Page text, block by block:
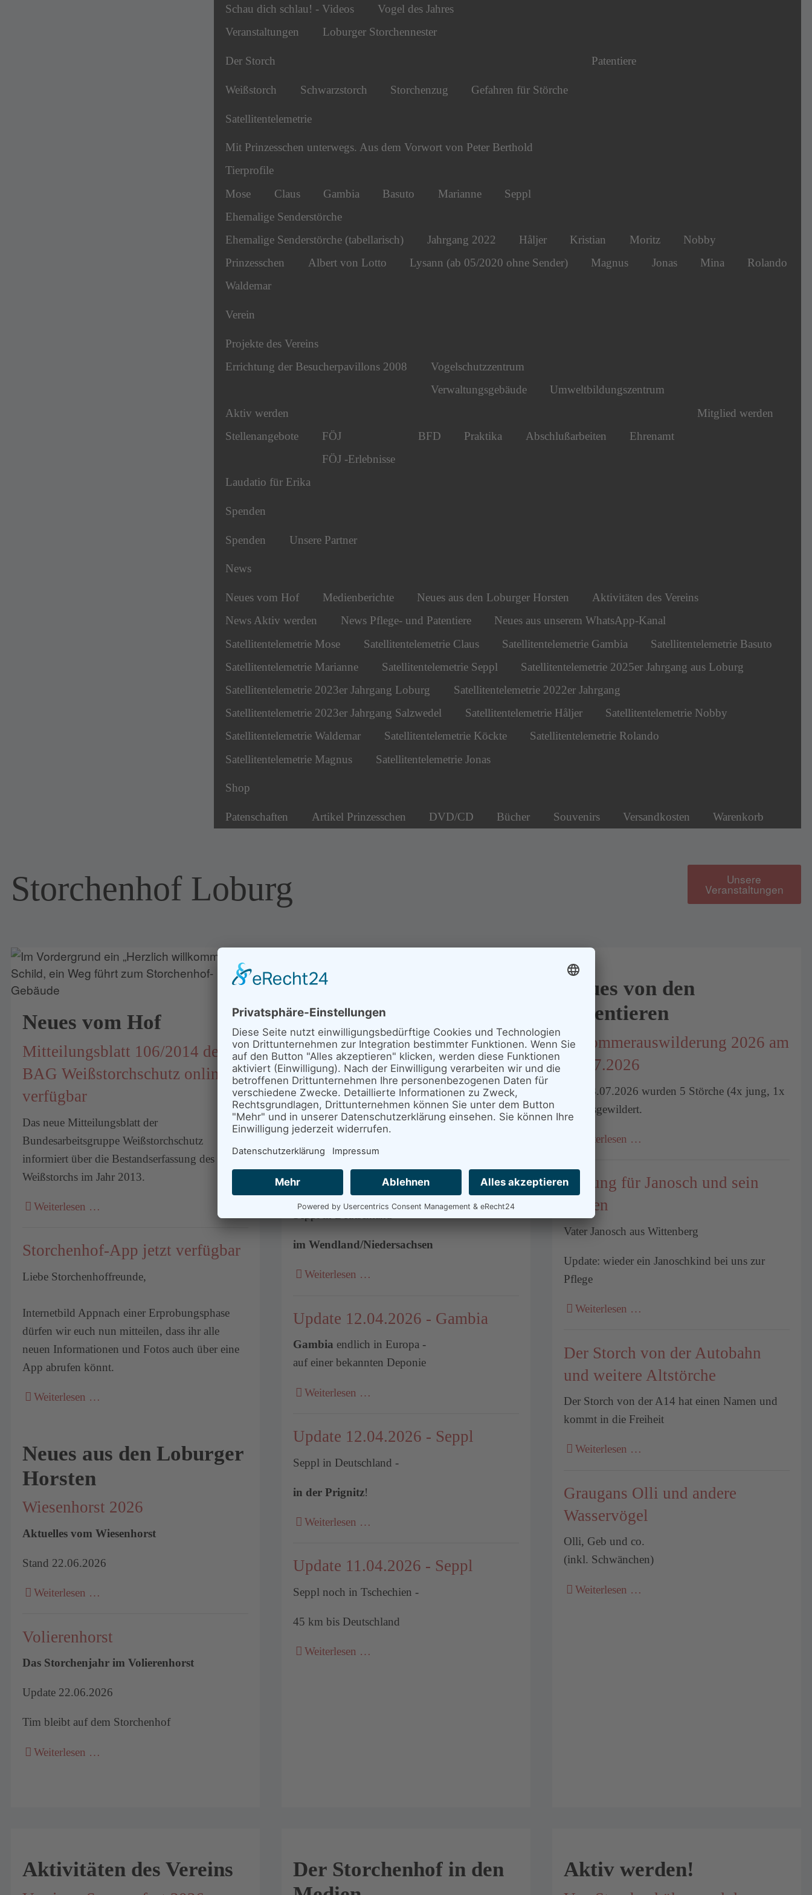
Schau dich schlau! - Videos
Vogel des Jahres
Veranstaltungen
Loburger Storchennester
Der Storch
Weißstorch Schwarzstorch Storchenzug Gefahren für Störche
Patentiere
Satellitentelemetrie
Mit Prinzesschen unterwegs. Aus dem Vorwort von Peter Berthold
Tierprofile
Mose
Claus Gambia Basuto Marianne
Seppl
Ehemalige Senderstörche
Ehemalige Senderstörche (tabellarisch)
Jahrgang 2022 Håljer Kristian Moritz
Nobby
Prinzesschen
Albert von Lotto Lysann (ab 05/2020 ohne Sender) Magnus Jonas Mina
Rolando
Waldemar
Verein
Projekte des Vereins
Errichtung der Besucherpavillons 2008
Vogelschutzzentrum
Verwaltungsgebäude
Umweltbildungszentrum
Aktiv werden
Stellenangebote
FÖJ
FÖJ -Erlebnisse
BFD Praktika Abschlußarbeiten Ehrenamt
Mitglied werden
Laudatio für Erika
Spenden
Spenden Unsere Partner
News
Neues vom Hof Medienberichte Neues aus den Loburger Horsten
Aktivitäten des Vereins
News Aktiv werden
News Pflege- und Patentiere
Neues aus unserem WhatsApp-Kanal
Satellitentelemetrie Mose
Satellitentelemetrie Claus Satellitentelemetrie Gambia
Satellitentelemetrie Basuto
Satellitentelemetrie Marianne
Satellitentelemetrie Seppl
Satellitentelemetrie 2025er Jahrgang aus Loburg
Satellitentelemetrie 2023er Jahrgang Loburg
Satellitentelemetrie 2022er Jahrgang
Satellitentelemetrie 2023er Jahrgang Salzwedel
Satellitentelemetrie Håljer
Satellitentelemetrie Nobby
Satellitentelemetrie Waldemar
Satellitentelemetrie Köckte
Satellitentelemetrie Rolando
Satellitentelemetrie Magnus
Satellitentelemetrie Jonas
Shop
Patenschaften Artikel Prinzesschen DVD/CD Bücher Souvenirs Versandkosten Warenkorb
Storchenhof Loburg Unsere
Veranstaltungen
Neues vom Hof
Mitteilungsblatt 106/2014 der
BAG Weißstorchschutz online
verfügbar
Das neue Mitteilungsblatt der
Bundesarbeitsgruppe Weißstorchschutz
informiert über die Bestandserfassung des
Weißstorchs im Jahr 2013.
Weiterlesen …
Storchenhof-App jetzt verfügbar
Liebe Storchenhoffreunde,
Internetbild Appnach einer Erprobungsphase
dürfen wir euch nun mitteilen, dass ihr alle
neuen Informationen und Fotos auch über eine
App abrufen könnt.
Weiterlesen …
Neues aus den Loburger
Horsten
Wiesenhorst 2026
Aktuelles vom Wiesenhorst
Stand 22.06.2026
Weiterlesen …
Volierenhorst
Das Storchenjahr im Volierenhorst
Update 22.06.2026
Tim bleibt auf dem Storchenhof
Weiterlesen …
Neues von den
Senderstörchen
Update 14.04.2026 - Seppl
Seppl im Wendland/Niedersachsen
auf "Brautschau"?
Weiterlesen …
Update 13.04.2026 - Seppl
Seppl in Deutschland -
im Wendland/Niedersachsen
Weiterlesen …
Update 12.04.2026 - Gambia
Gambia endlich in Europa -
auf einer bekannten Deponie
Weiterlesen …
Update 12.04.2026 - Seppl
Seppl in Deutschland -
in der Prignitz!
Weiterlesen …
Update 11.04.2026 - Seppl
Seppl noch in Tschechien -
45 km bis Deutschland
Weiterlesen …
Neues von den
Patentieren
1. Sommerauswilderung 2026 am
18.07.2026
Am 18.07.2026 wurden 5 Störche (4x jung, 1x
alt) ausgewildert.
Weiterlesen …
Rettung für Janosch und sein
Küken
Vater Janosch aus Wittenberg
Update: wieder ein Janoschkind bei uns zur
Pflege
Weiterlesen …
Der Storch von der Autobahn
und weitere Altstörche
Der Storch von der A14 hat einen Namen und
kommt in die Freiheit
Weiterlesen …
Graugans Olli und andere
Wasservögel
Olli, Geb und co.
(inkl. Schwänchen)
Weiterlesen …
Aktivitäten des Vereins
Der Storchenhof in den
Aktiv werden!